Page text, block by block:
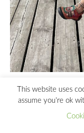
Monien
This website uses
assume you're ok